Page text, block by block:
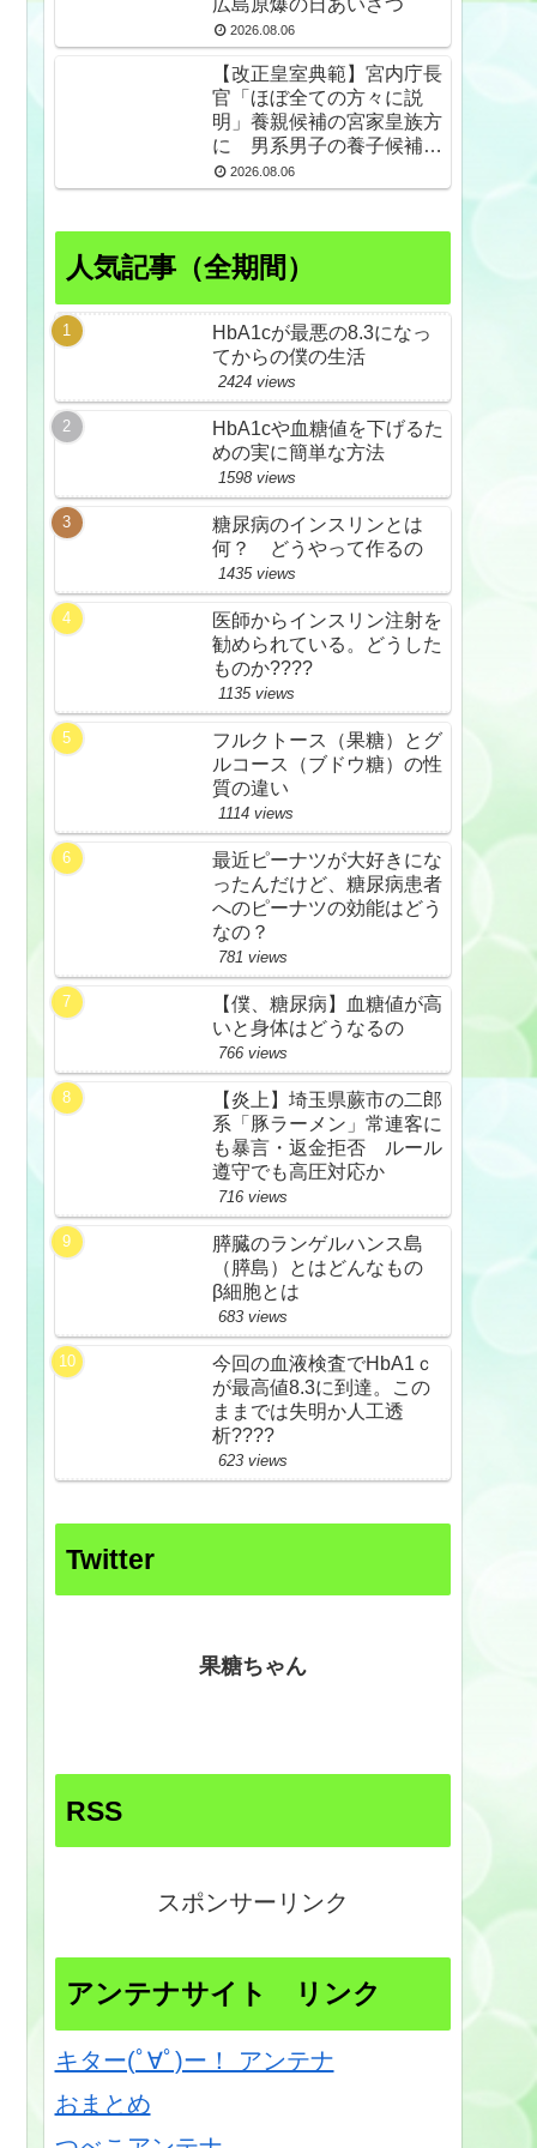
2026.08.06
【改正皇室典範】宮内庁長
官「ほぼ全ての方々に説
明」養親候補の宮家皇族方
に 男系男子の養子候補は
「把握せず」
2026.08.06
人気記事（全期間）
HbA1cが最悪の8.3になっ
てからの僕の生活
2424 views
HbA1cや血糖値を下げるた
めの実に簡単な方法
1598 views
糖尿病のインスリンとは
何？ どうやって作るの
1435 views
医師からインスリン注射を
勧められている。どうした
ものか????
1135 views
フルクトース（果糖）とグ
ルコース（ブドウ糖）の性
質の違い
1114 views
最近ピーナツが大好きにな
ったんだけど、糖尿病患者
へのピーナツの効能はどう
なの？
781 views
【僕、糖尿病】血糖値が高
いと身体はどうなるの
766 views
【炎上】埼玉県蕨市の二郎
系「豚ラーメン」常連客に
も暴言・返金拒否 ルール
遵守でも高圧対応か
716 views
膵臓のランゲルハンス島
（膵島）とはどんなもの
β細胞とは
683 views
今回の血液検査でHbA1ｃ
が最高値8.3に到達。この
ままでは失明か人工透
析????
623 views
Twitter
果糖ちゃん
RSS
スポンサーリンク
アンテナサイト リンク
キター(ﾟ∀ﾟ)ー！ アンテナ
おまとめ